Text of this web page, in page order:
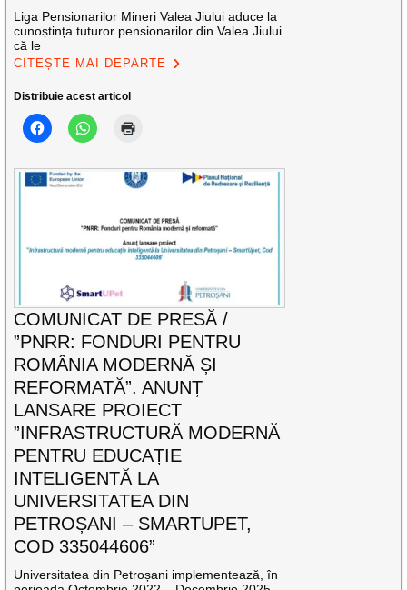
Liga Pensionarilor Mineri Valea Jiului aduce la
cunoștința tuturor pensionarilor din Valea Jiului
că le
CITEȘTE MAI DEPARTE
Distribuie acest articol
COMUNICAT DE PRESĂ /
”PNRR: FONDURI PENTRU
ROMÂNIA MODERNĂ ȘI
REFORMATĂ”. ANUNȚ
LANSARE PROIECT
”INFRASTRUCTURĂ MODERNĂ
PENTRU EDUCAȚIE
INTELIGENTĂ LA
UNIVERSITATEA DIN
PETROȘANI – SMARTUPET,
COD 335044606”
Universitatea din Petroșani implementează, în